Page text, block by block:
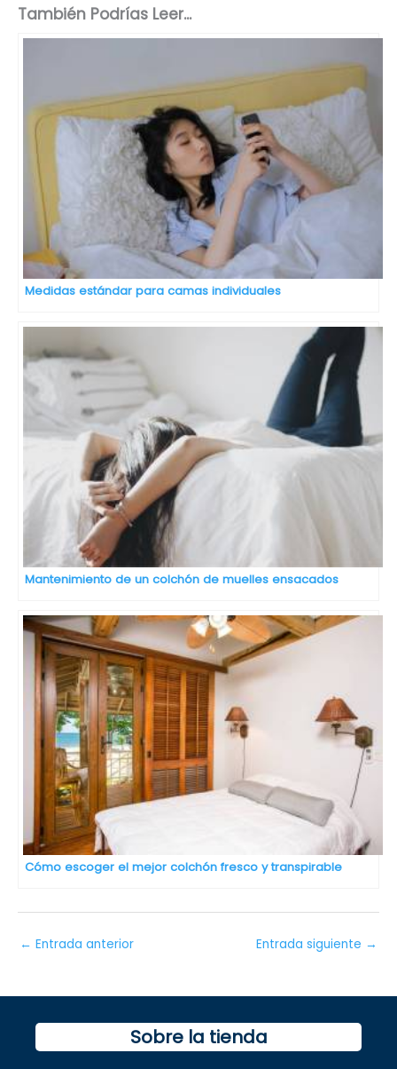
También Podrías Leer...
Medidas estándar para camas individuales
Mantenimiento de un colchón de muelles ensacados
Cómo escoger el mejor colchón fresco y transpirable
← Entrada anterior Entrada siguiente →
Sobre la tienda